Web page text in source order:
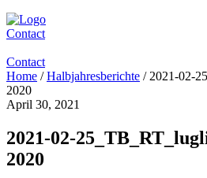
Contact
Contact
Home /Halbjahresberichte / 2021-02-
2020
April 30, 2021
2021-02-
2020